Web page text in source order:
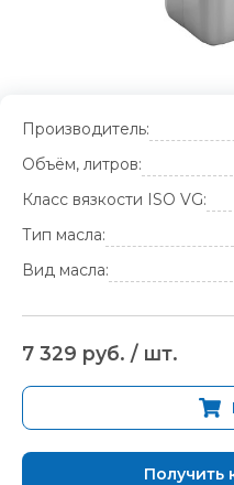
Производитель:
Объём, литров:
Класс вязкости ISO VG:
Тип масла:
Вид масла:
7 329 руб. / шт.
Получить